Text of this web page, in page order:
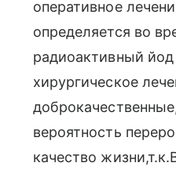
оперативное
определяется во
радиоактивный
хирургическое
вероятность
качество